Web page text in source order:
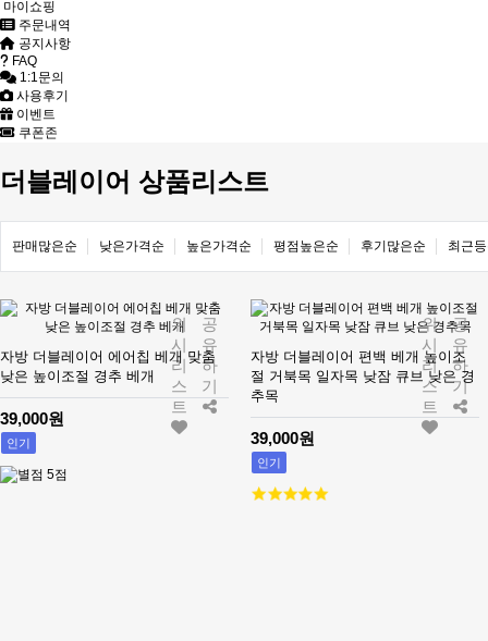
마이쇼핑
주문내역
공지사항
FAQ
1:1문의
사용후기
이벤트
쿠폰존
더블레이어 상품리스트
판매많은순 낮은가격순 높은가격순 평점높은순 후기많은순 최근
위
시
리
스
트
공
유
하
기
자방 더블레이어 에어칩 베개 맞춤
낮은 높이조절 경추 베개
39,000원
인기
위
시
리
스
트
공
유
하
기
자방 더블레이어 편백 베개 높이조
절 거북목 일자목 낮잠 큐브 낮은 경
추목
39,000원
인기